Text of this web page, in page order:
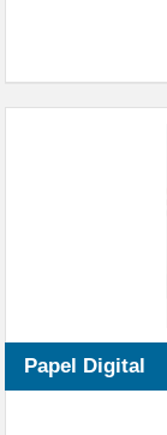
Papel Digital